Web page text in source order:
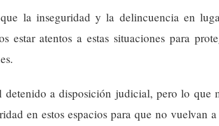
la inseguridad y la delincuencia en
estar atentos a estas situaciones para
a disposición judicial, pero lo que
en estos espacios para que no vuelvan a